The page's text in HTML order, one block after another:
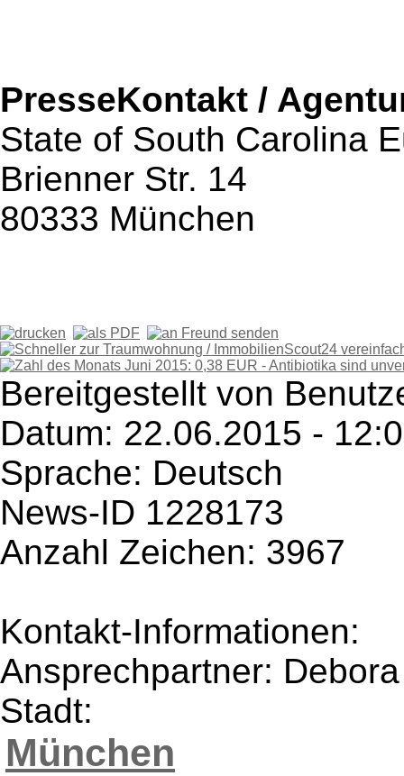
PresseKontakt /
State of South Carolina
Brienner Str. 14
80333 München
Bereitgestellt von
Datum: 22.06.2015 -
Sprache: Deutsch
News-ID 1228173
Anzahl Zeichen: 3967
Kontakt-Informationen:
Ansprechpartner:
Stadt:
München